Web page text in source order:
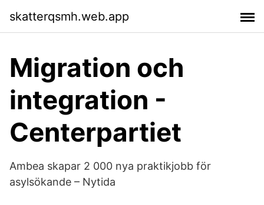
skatterqsmh.web.app
Migration och
integration -
Centerpartiet
Ambea skapar 2 000 nya praktikjobb för
asylsökande – Nytida